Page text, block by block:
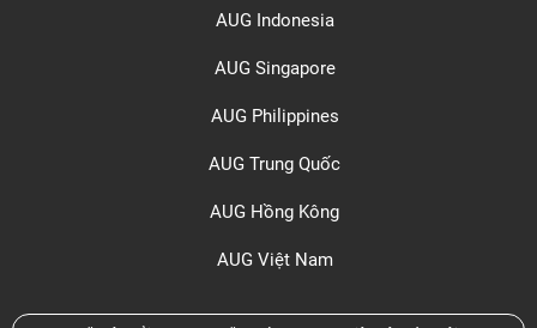
AUG Indonesia
AUG Singapore
AUG Philippines
AUG Trung Quốc
AUG Hồng Kông
AUG Việt Nam